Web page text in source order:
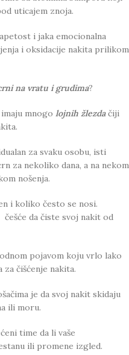
uticajem znoja.
i jaka emocionalna
i oksidacije nakita prilikom
na vratu i grudima?
mnogo lojnih žlezdačiji
za svaku osobu, isti
za nekoliko dana, a na nekom
nošenja.
i koliko često se nosi.
da čiste svoj nakit od
pojavom koju vrlo lako
čišćenje nakita.
je da svoj nakit skidaju
ili moru.
time da li vaše
ili promene izgled.